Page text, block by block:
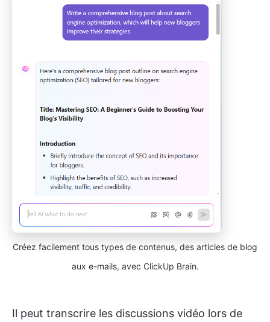
Créez facilement tous types de contenus, des articles de blog
aux e-mails, avec ClickUp Brain.
Il peut transcrire les discussions vidéo lors de